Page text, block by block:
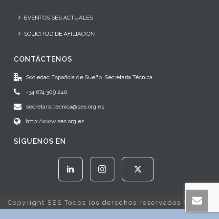
EVENTOS SES ACTUALES
SOLICITUD DE AFILIACION
CONTÁCTENOS
Sociedad Española de Sueño. Secretaría Técnica
+34 674 309 240
secretaria.tecnica@ses.org.es
http:/www.ses.org.es
SÍGUENOS EN
Copyright SES Todos los derechos reservados © 2022